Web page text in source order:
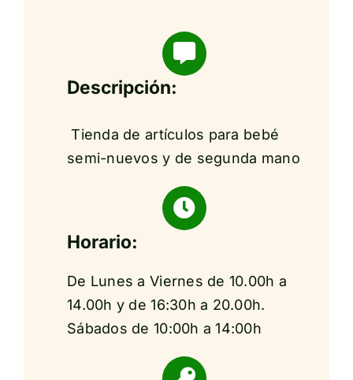
Descripción:
Tienda de artículos para bebé
semi-nuevos y de segunda mano
Horario:
De Lunes a Viernes de 10.00h a
14.00h y de 16:30h a 20.00h.
Sábados de 10:00h a 14:00h